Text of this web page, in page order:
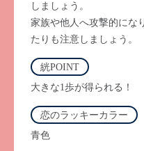
しましょう。
家族や他人へ攻撃的にな
たりも注意しましょう。
絖POINT
大きな1歩が得られる！
恋のラッキーカラー
青色